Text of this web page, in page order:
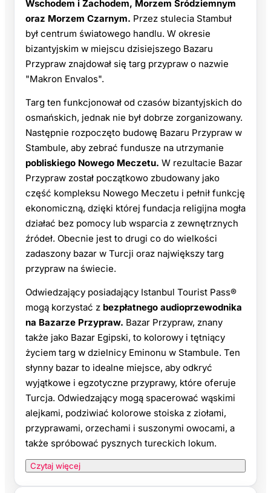
Wschodem i Zachodem, Morzem Śródziemnym
oraz Morzem Czarnym. Przez stulecia Stambuł
był centrum światowego handlu. W okresie
bizantyjskim w miejscu dzisiejszego Bazaru
Przypraw znajdował się targ przypraw o nazwie
"Makron Envalos".
Targ ten funkcjonował od czasów bizantyjskich do
osmańskich, jednak nie był dobrze zorganizowany.
Następnie rozpoczęto budowę Bazaru Przypraw w
Stambule, aby zebrać fundusze na utrzymanie
pobliskiego Nowego Meczetu. W rezultacie Bazar
Przypraw został początkowo zbudowany jako
część kompleksu Nowego Meczetu i pełnił funkcję
ekonomiczną, dzięki której fundacja religijna mogła
działać bez pomocy lub wsparcia z zewnętrznych
źródeł. Obecnie jest to drugi co do wielkości
zadaszony bazar w Turcji oraz największy targ
przypraw na świecie.
Odwiedzający posiadający Istanbul Tourist Pass®
mogą korzystać z bezpłatnego audioprzewodnika
na Bazarze Przypraw. Bazar Przypraw, znany
także jako Bazar Egipski, to kolorowy i tętniący
życiem targ w dzielnicy Eminonu w Stambule. Ten
słynny bazar to idealne miejsce, aby odkryć
wyjątkowe i egzotyczne przyprawy, które oferuje
Turcja. Odwiedzający mogą spacerować wąskimi
alejkami, podziwiać kolorowe stoiska z ziołami,
przyprawami, orzechami i suszonymi owocami, a
także spróbować pysznych tureckich lokum.
Czytaj więcej